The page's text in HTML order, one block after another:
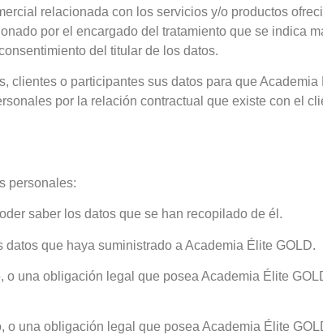
relacionada con los servicios y/o productos
por el encargado del tratamiento que se indica
del titular de los datos.
clientes o participantes sus datos para que
por la relación contractual que existe con el
personales:
saber los datos que se han recopilado de él.
que haya suministrado a Academia Élite GOLD.
una obligación legal que posea Academia Élite
una obligación legal que posea Academia Élite